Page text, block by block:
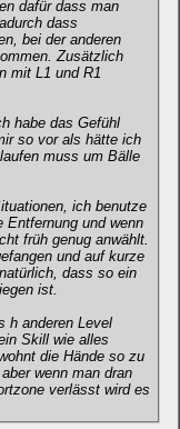
dafür dass man
dass
bei der anderen
Zusätzlich
mit L1 und R1
habe das Gefühl
so vor als hätte ich
muss um Bälle
ich benutze
und wenn
früh genug anwählt.
und auf kurze
dass so ein
ist.
h anderen Level
Skill wie alles
die Hände so zu
wenn man dran
verlässt wird es